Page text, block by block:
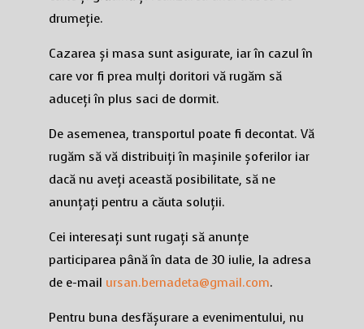
drumeție.
Cazarea și masa sunt asigurate, iar în cazul în
care vor fi prea mulți doritori vă rugăm să
aduceți în plus saci de dormit.
De asemenea, transportul poate fi decontat. Vă
rugăm să vă distribuiți în mașinile șoferilor iar
dacă nu aveți această posibilitate, să ne
anunțați pentru a căuta soluții.
Cei interesați sunt rugați să anunțe
participarea până în data de 30 iulie, la adresa
de e-mail ursan.bernadeta@gmail.com.
Pentru buna desfășurare a evenimentului, nu